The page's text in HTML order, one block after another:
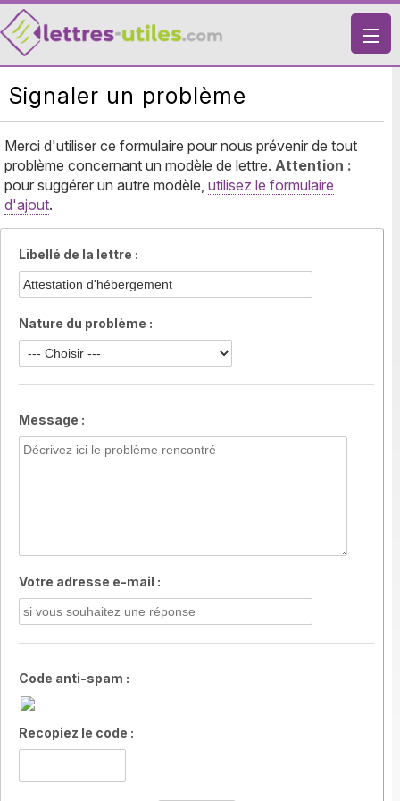
X
VIE PRATIQUE
LETTRES DE MOTIVATION
RECHERCHE
Signaler un problème
Merci d'utiliser ce formulaire pour nous prévenir de tout
problème concernant un modèle de lettre. Attention :
pour suggérer un autre modèle, utilisez le formulaire
d'ajout.
Libellé de la lettre :
Nature du problème :
Message :
Votre adresse e-mail :
Code anti-spam :
Recopiez le code :